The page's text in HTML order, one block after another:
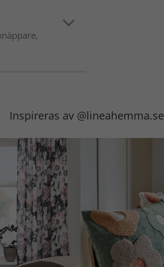
Inspireras av @lineahemma.se